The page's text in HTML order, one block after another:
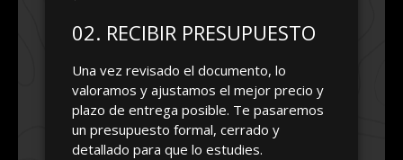
02. RECIBIR PRESUPUESTO
Una vez revisado el documento, lo
valoramos y ajustamos el mejor precio y
plazo de entrega posible. Te pasaremos
un presupuesto formal, cerrado y
detallado para que lo estudies.